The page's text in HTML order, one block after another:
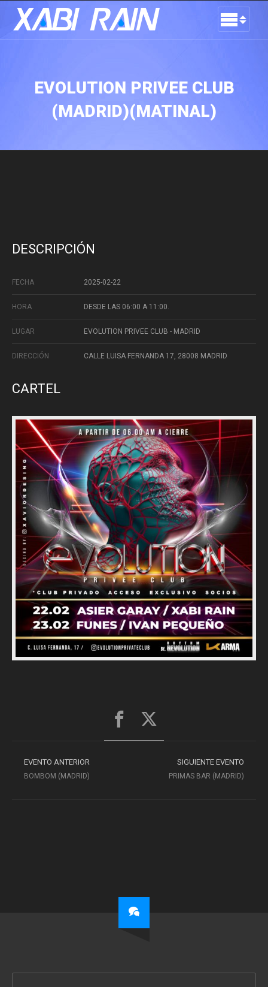
EVOLUTION PRIVEE CLUB
(MADRID)(MATINAL)
DESCRIPCIÓN
FECHA 2025-02-22
HORA DESDE LAS 06:00 A 11:00.
LUGAR EVOLUTION PRIVEE CLUB - MADRID
DIRECCIÓN CALLE LUISA FERNANDA 17, 28008 MADRID
CARTEL
EVENTO ANTERIOR
BOMBOM (MADRID)
SIGUIENTE EVENTO
PRIMAS BAR (MADRID)